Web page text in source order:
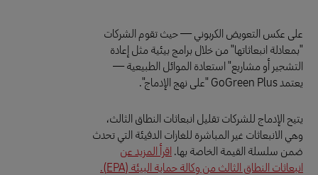
على عكس التعويض الكربوني — حيث تقوم الشركات
"بمعادلة انبعاثاتها" من خلال برامج بيئية مثل إعادة
التشجير أو مشاريع" استعادة الموائل الطبيعية —
يعتمد GoGreen Plus "على نهج الإدماج".
يتيح الإدماج للشركات تقليل انبعاثات النطاق الثالث،
وهي الانبعاثات غير المباشرة للغازات الدفيئة التي تحدث
ضمن سلسلة القيمة الخاصة بها.اقرأ المزيد عن
انبعاثات النطاق الثالث من وكالة حماية البيئة (EPA).